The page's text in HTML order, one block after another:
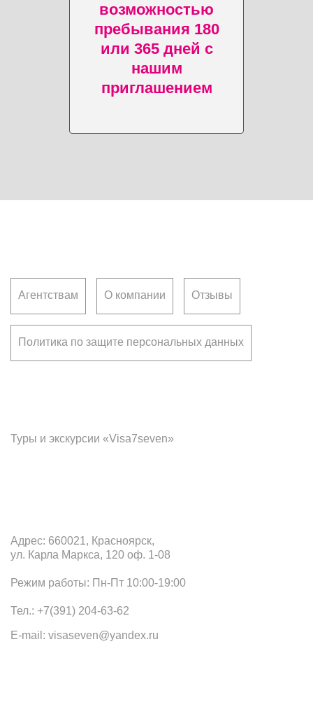
возможностью
пребывания 180
или 365 дней с
нашим
приглашением
Адрес: 660021, Красноярск,
ул. Карла Маркса, 120 оф. 1-08
Режим работы: Пн-Пт 10:00-19:00
Тел.: +7(391) 204-63-62
E-mail: visaseven@yandex.ru
Агентствам О компании Отзывы
Политика по защите персональных данных
Туры и экскурсии «Visa7seven»